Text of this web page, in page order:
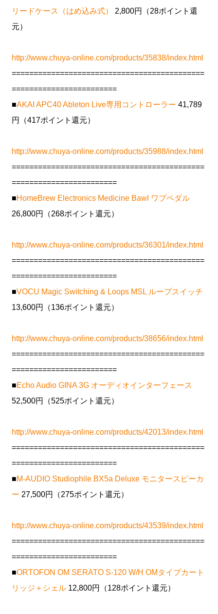
リードケース（はめ込み式）
2,800円（28ポイント還
元）
http://www.chuya-online.com/products/35838/index.html
============================================
========================
■AKAI APC40 Ableton Live専用コントローラー 41,789
円（417ポイント還元）
http://www.chuya-online.com/products/35988/index.html
============================================
========================
■HomeBrew Electronics Medicine Bawl ワプペダル
26,800円（268ポイント還元）
http://www.chuya-online.com/products/36301/index.html
============================================
========================
■VOCU Magic Switching & Loops MSL ループスイッチ
13,600円（136ポイント還元）
http://www.chuya-online.com/products/38656/index.html
============================================
========================
■Echo Audio GINA 3G オーディオインターフェース
52,500円（525ポイント還元）
http://www.chuya-online.com/products/42013/index.html
============================================
========================
■M-AUDIO Studiophile BX5a Deluxe モニタースピーカ
ー 27,500円（275ポイント還元）
http://www.chuya-online.com/products/43539/index.html
============================================
========================
■ORTOFON OM SERATO S-120 W/H OMタイプカート
リッジ＋シェル 12,800円（128ポイント還元）